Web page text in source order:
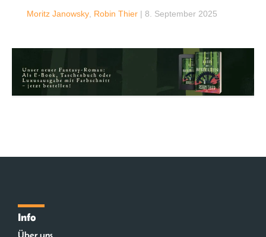
Moritz Janowsky Robin Thier | 8. September 2025
Info
Über uns